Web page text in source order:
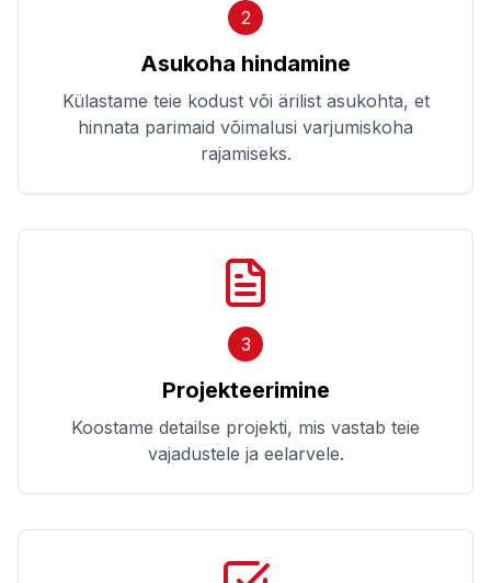
2
Asukoha hindamine
Külastame teie kodust või ärilist asukohta, et
hinnata parimaid võimalusi varjumiskoha
rajamiseks.
3
Projekteerimine
Koostame detailse projekti, mis vastab teie
vajadustele ja eelarvele.